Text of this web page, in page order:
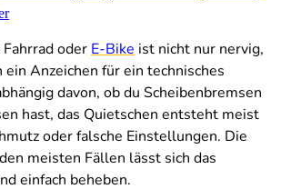
oder E-Bike ist nicht nur nervig,
ein Anzeichen für ein technisches
davon, ob du Scheibenbremsen
hast, das Quietschen entsteht meist
oder falsche Einstellungen. Die
meisten Fällen lässt sich das
einfach beheben.